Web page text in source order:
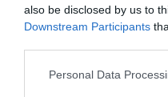
also be disclosed by us to
Downstream Participants
Please note that this
Personal Data
Fotó: One Little Project